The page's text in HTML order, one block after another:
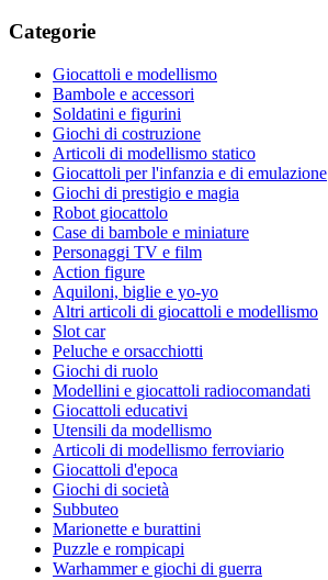
Categorie
Giocattoli e modellismo
Bambole e accessori
Soldatini e figurini
Giochi di costruzione
Articoli di modellismo statico
Giocattoli per l'infanzia e di emulazione
Giochi di prestigio e magia
Robot giocattolo
Case di bambole e miniature
Personaggi TV e film
Action figure
Aquiloni, biglie e yo-yo
Altri articoli di giocattoli e modellismo
Slot car
Peluche e orsacchiotti
Giochi di ruolo
Modellini e giocattoli radiocomandati
Giocattoli educativi
Utensili da modellismo
Articoli di modellismo ferroviario
Giocattoli d'epoca
Giochi di società
Subbuteo
Marionette e burattini
Puzzle e rompicapi
Warhammer e giochi di guerra